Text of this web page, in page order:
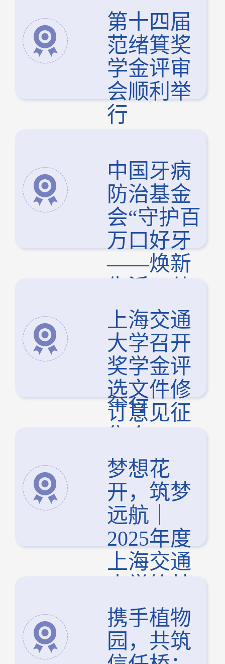
顺利举行
第十四届
范绪箕奖
学金评审
会顺利举
行
中国牙病
防治基金
会“守护百
万口好牙
——焕新
齿开始”捐
赠仪式 暨
健康科普
讲座圆满
举行
上海交通
大学召开
奖学金评
选文件修
订意见征
梦想花
开，筑梦
远航｜
2025年度
上海交通
基金结项
汇报顺利
举行
携手植物
园，共筑